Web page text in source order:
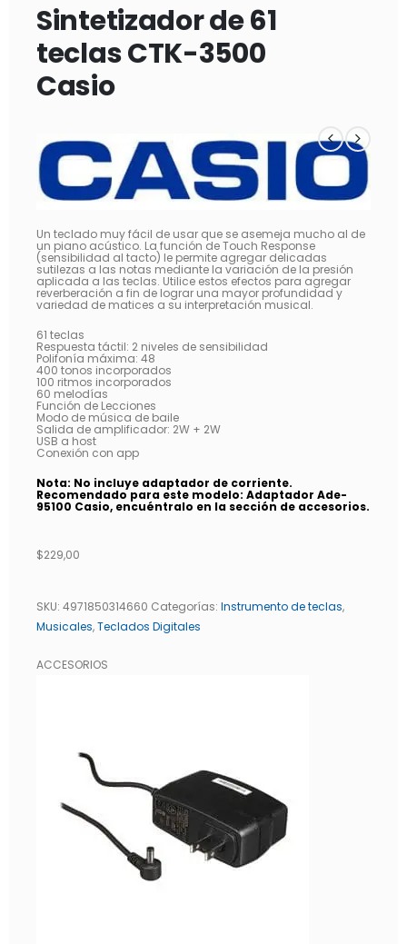
Sintetizador de 61
teclas CTK-3500
Casio
Un teclado muy fácil de usar que se asemeja mucho al de
un piano acústico. La función de Touch Response
(sensibilidad al tacto) le permite agregar delicadas
sutilezas a las notas mediante la variación de la presión
aplicada a las teclas. Utilice estos efectos para agregar
reverberación a fin de lograr una mayor profundidad y
variedad de matices a su interpretación musical.
61 teclas
Respuesta táctil: 2 niveles de sensibilidad
Polifonía máxima: 48
400 tonos incorporados
100 ritmos incorporados
60 melodías
Función de Lecciones
Modo de música de baile
Salida de amplificador: 2W + 2W
USB a host
Conexión con app
Nota: No incluye adaptador de corriente.
Recomendado para este modelo: Adaptador Ade-
95100 Casio, encuéntralo en la sección de accesorios.
$229,00
SKU: 4971850314660 Categorías: Instrumento de teclas,
Musicales,Teclados Digitales
ACCESORIOS